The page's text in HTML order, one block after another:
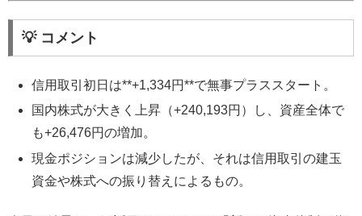
💡 コメント
信用取引初日は**+1,334円**で無事プラススタート。
国内株式が大きく上昇（+240,193円）し、資産全体で
も+26,476円の増加。
現金ポジションは減少したが、それは信用取引の建玉
資金や株式への振り替えによるもの。